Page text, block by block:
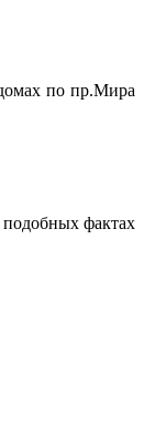
по пр.Мира
подобных фактах